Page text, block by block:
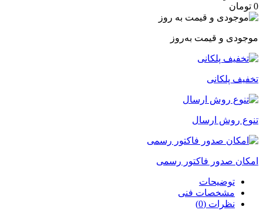
0 تومان
موجودی و قیمت به‌روز
تخفیف پلکانی
تنوع روش ارسال
امکان صدور فاکتور رسمی
توضیحات
مشخصات فنی
نظرات (0)